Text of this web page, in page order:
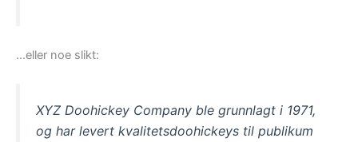
…eller noe slikt:
XYZ Doohickey Company ble grunnlagt i 1971,
og har levert kvalitetsdoohickeys til publikum